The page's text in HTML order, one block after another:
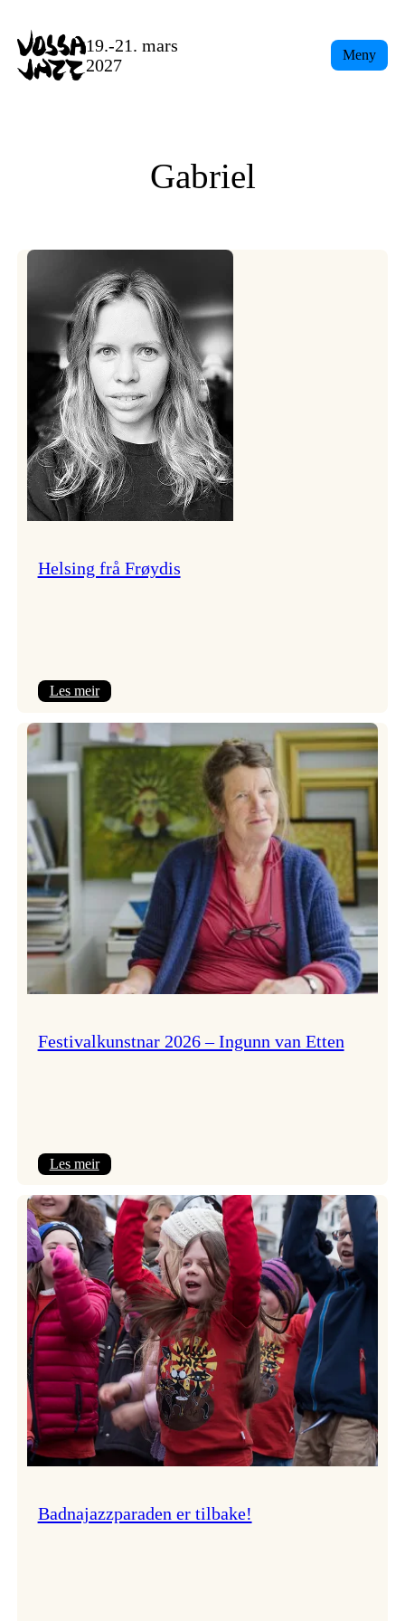
content
19.-21. mars
2027
Meny
Gabriel
Helsing frå Frøydis
Les meir:
frå
Frøydis
Festivalkunstnar 2026 – Ingunn van Etten
Les meir:
2026
–
Ingunn van Etten
Badnajazzparaden er tilbake!